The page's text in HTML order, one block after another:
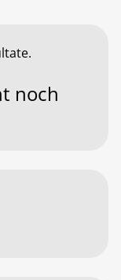
noch